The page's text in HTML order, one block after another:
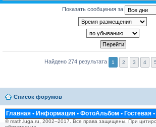
Показать сообщения за
Найдено 274 результата 1 2 3 4 5
Список форумов
Главная • Информация • ФотоАльбом • Гостевая •
© math.luga.ru, 2002–2017. Все права защищены. При